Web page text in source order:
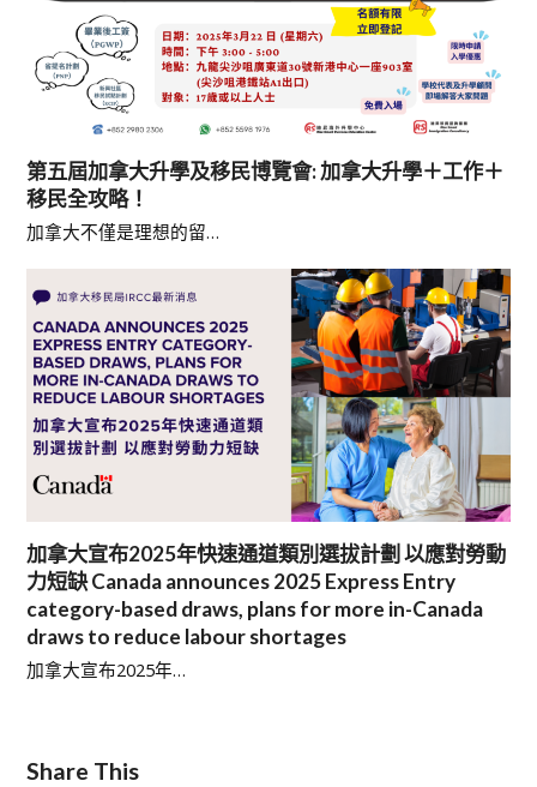
第五屆加拿大升學及移民博覽會: 加拿大升學＋工作＋
移民全攻略！
加拿大不僅是理想的留…
加拿大宣布2025年快速通道類別選拔計劃 以應對勞動
力短缺 Canada announces 2025 Express Entry
category-based draws, plans for more in-Canada
draws to reduce labour shortages
加拿大宣布2025年…
Share This